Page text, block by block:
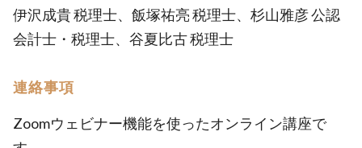
伊沢成貴 税理士、飯塚祐亮 税理士、杉山雅彦 公認
会計士・税理士、谷夏比古 税理士
連絡事項
Zoomウェビナー機能を使ったオンライン講座で